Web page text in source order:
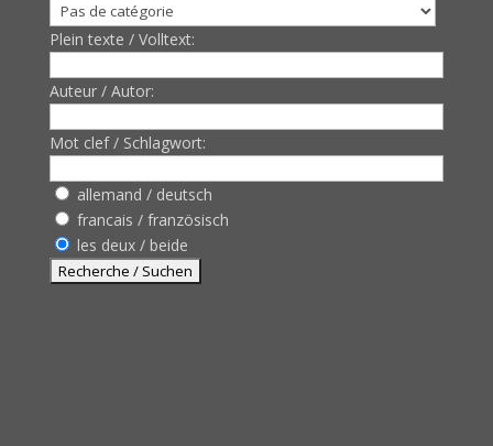
Plein texte / Volltext:
Auteur / Autor:
Mot clef / Schlagwort:
allemand / deutsch
francais / französisch
les deux / beide